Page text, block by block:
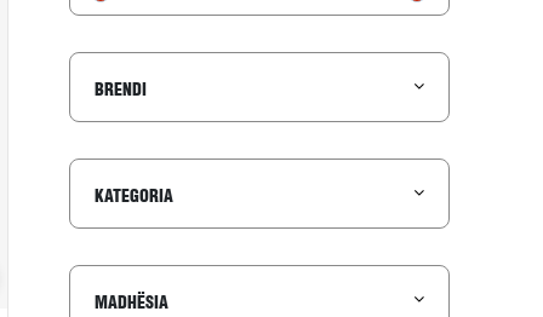
në wishlist
BRENDI
KATEGORIA
MADHËSIA